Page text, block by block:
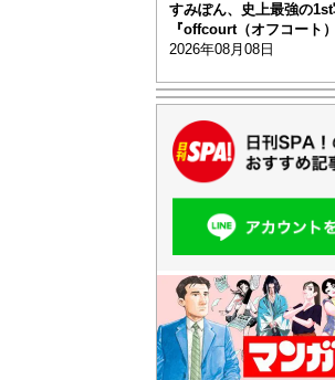
すみぽん、史上最強の
『offcourt（オフコート
2026年08月08日